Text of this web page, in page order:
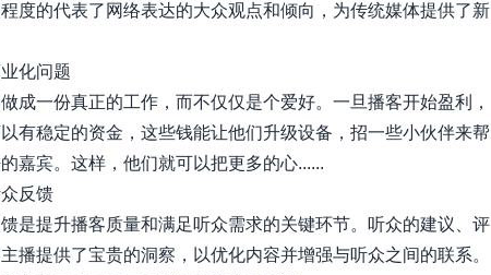
度的代表了网络表达的大众观点和倾向，为传统媒体提供了新
化问题
成一份真正的工作，而不仅仅是个爱好。一旦播客开始盈利，
有稳定的资金，这些钱能让他们升级设备，招一些小伙伴来帮
嘉宾。这样，他们就可以把更多的心......
反馈
是提升播客质量和满足听众需求的关键环节。听众的建议、评
播提供了宝贵的洞察，以优化内容并增强与听众之间的联系。